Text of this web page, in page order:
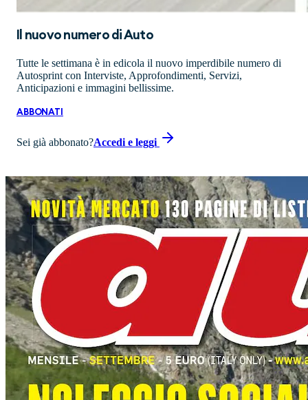
Il nuovo numero diAuto
Tutte le settimana è in edicola il nuovo imperdibile numero di
Autosprint con Interviste, Approfondimenti, Servizi,
Anticipazioni e immagini bellissime.
ABBONATI
Sei già abbonato?Accedi e leggi